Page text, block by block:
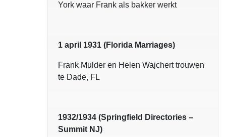
York waar Frank als bakker werkt
1 april 1931 (Florida Marriages)
Frank Mulder en Helen Wajchert trouwen
te Dade, FL
1932/1934 (Springfield Directories –
Summit NJ)